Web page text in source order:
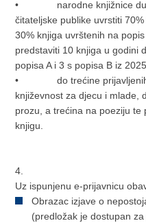
• narodne knjižnice
čitateljske publike uvrstiti
30% knjiga uvrštenih na
predstaviti 10 knjiga u godini
popisa A i 3 s popisa B iz
• do trećine prijavljenih
književnost za djecu i mlade,
prozu, a trećina na poeziju te
knjigu.
4.
Uz ispunjenu e-prijavnicu
Obrazac izjave o
(predložak je dostupan